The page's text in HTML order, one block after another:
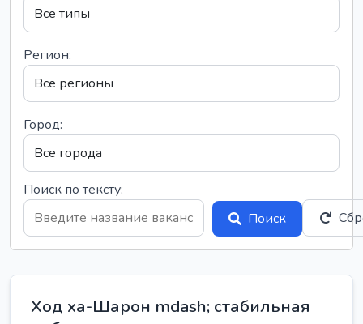
Регион:
Город:
Поиск по тексту:
Поиск
Ход ха-Шарон mdash; стабильная